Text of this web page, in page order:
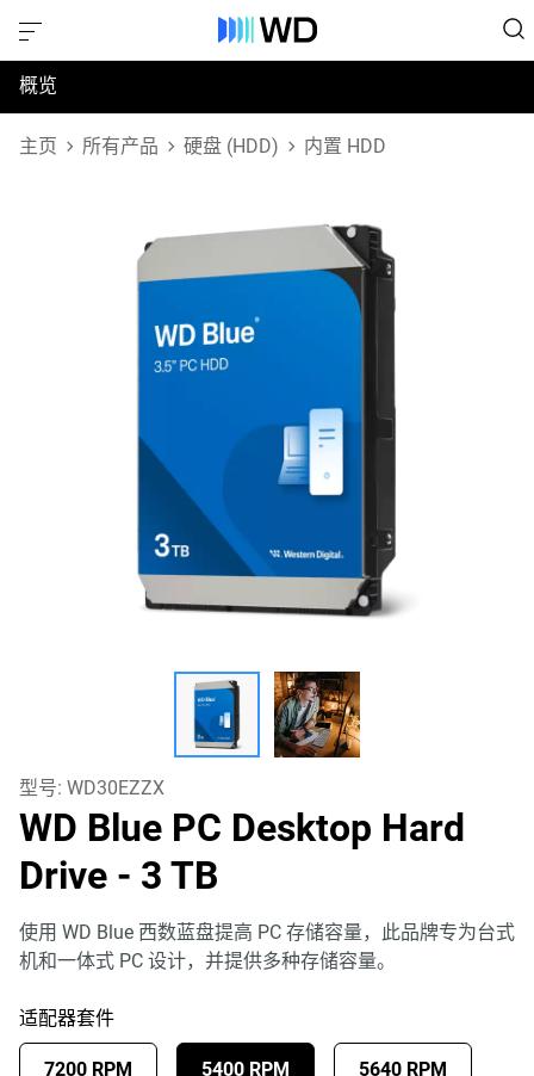
概览
规格
主页 所有产品 硬盘 (HDD) 内置 HDD
型号: WD30EZZX
WD Blue PC Desktop Hard
Drive - 3 TB
使用 WD Blue 西数蓝盘提高 PC 存储容量，此品牌专为台式
机和一体式 PC 设计，并提供多种存储容量。
适配器套件
7200 RPM 5400 RPM 5640 RPM